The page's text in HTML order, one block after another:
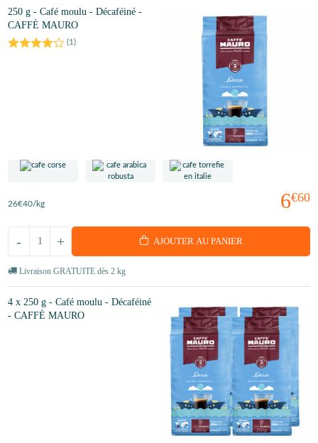
250 g - Café moulu - Décaféiné -
CAFFÈ MAURO
(1)
6€60
26€40/kg
+
- AJOUTER AU PANIER
Livraison GRATUITE dès 2 kg
4 x 250 g - Café moulu - Décaféiné
- CAFFÈ MAURO